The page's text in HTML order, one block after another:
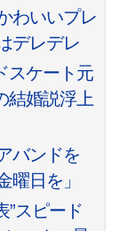
わいいプレ
デレデレ
スケート元
結婚説浮上
バンドを
日を」
”スピード